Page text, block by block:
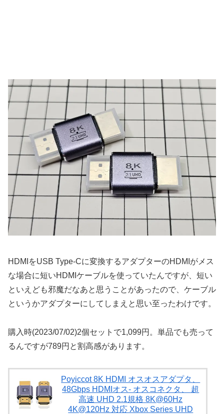
HDMIをUSB Type-Cに変換するアダプターのHDMIがメス
な場合に短いHDMIケーブルを使っていたんですが、短い
といえども邪魔だなあと思うことがあったので、ケーブル
というかアダプターにしてしまえと思い至ったわけです。
購入時(2023/07/02)2個セットで1,099円。単品でも売って
るんですが789円と割高感があります。
Poyiccot 8K HDMI オスオスアダプタ、
48Gbps HDMIオス- オスコネクタ、 超
高速 UHD 2.1規格 8K@60Hz
4K@120Hz 対応 Xbox Series UHD